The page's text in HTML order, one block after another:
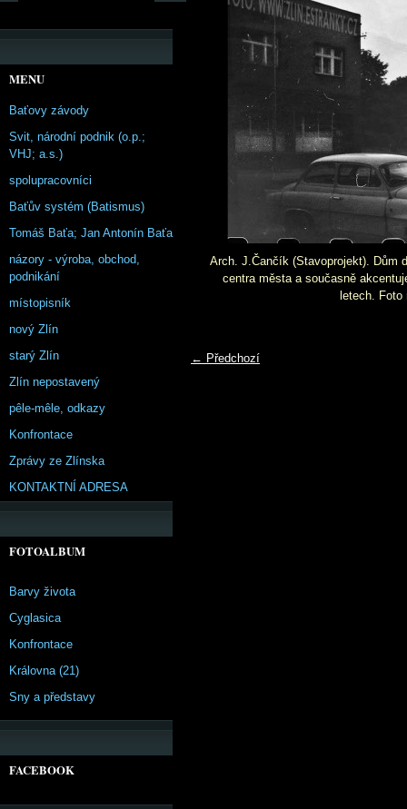
Arch. J.Čančík (Stavoprojekt). Dům
centra města a současně
letech.
← Předchozí
MENU
Baťovy závody
Svit, národní podnik (o.p.;
VHJ; a.s.)
spolupracovníci
Baťův systém (Batismus)
Tomáš Baťa; Jan Antonín Baťa
názory - výroba, obchod,
podnikání
místopisník
nový Zlín
starý Zlín
Zlín nepostavený
pêle-mêle, odkazy
Konfrontace
Zprávy ze Zlínska
KONTAKTNÍ ADRESA
FOTOALBUM
Barvy života
Cyglasica
Konfrontace
Královna (21)
Sny a představy
FACEBOOK